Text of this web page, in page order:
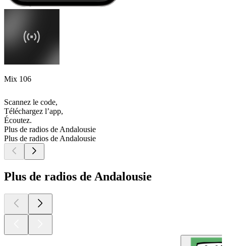
Mix 106
Scannez le code,
Téléchargez l’app,
Écoutez.
Plus de radios de Andalousie
Plus de radios de Andalousie
Plus de radios de Andalousie